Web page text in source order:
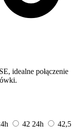
idealne połączenie
42 24h
42,5